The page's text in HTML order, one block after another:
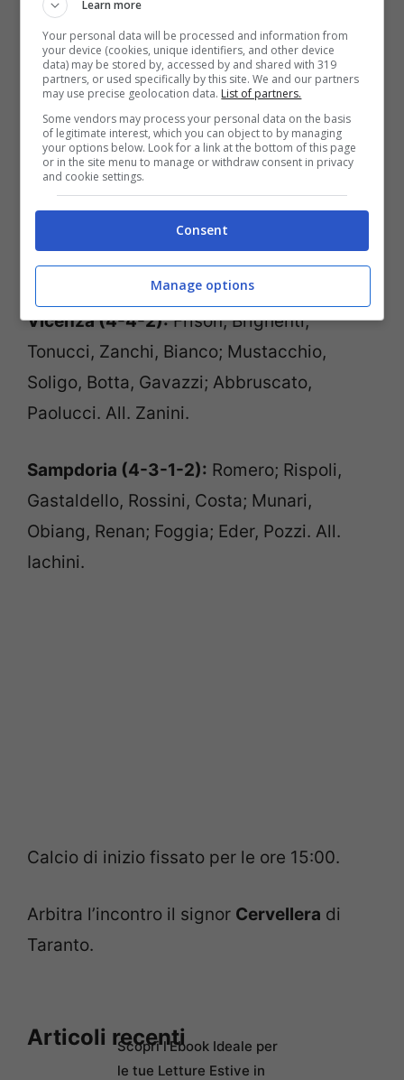
Ecco le probabili formazioni.
Vicenza (4-4-2):Frison; Brighenti,
Tonucci, Zanchi, Bianco; Mustacchio,
Soligo, Botta, Gavazzi; Abbruscato,
Paolucci. All. Zanini.
Sampdoria (4-3-1-2): Romero; Rispoli,
Gastaldello, Rossini, Costa; Munari,
Obiang, Renan; Foggia; Eder, Pozzi. All.
Iachini.
Calcio di inizio fissato per le ore 15:00.
Arbitra l’incontro il signor Cervellera di
Taranto.
Articoli recentiScopri l’Ebook Ideale per
le tue Letture Estive in
Learn more
Your personal data will be processed and information from
your device (cookies, unique identifiers, and other device
data) may be stored by, accessed by and shared with 319
partners, or used specifically by this site. We and our partners
may use precise geolocation data. List of partners.
Some vendors may process your personal data on the basis
of legitimate interest, which you can object to by managing
your options below. Look for a link at the bottom of this page
or in the site menu to manage or withdraw consent in privacy
and cookie settings.
Consent
Manage options